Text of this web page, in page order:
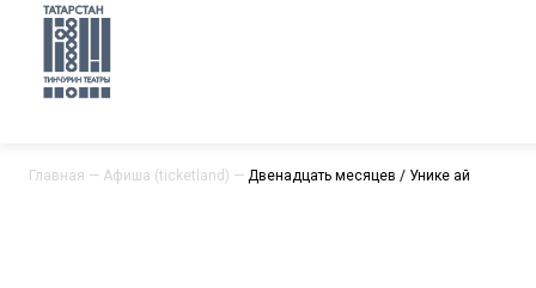
Главная — Афиша (ticketland) — Двенадцать месяцев / Унике ай